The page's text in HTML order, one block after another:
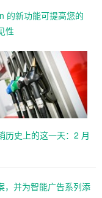
的新功能可提高您的
性
历史上的这一天：2 月
，并为智能广告系列添